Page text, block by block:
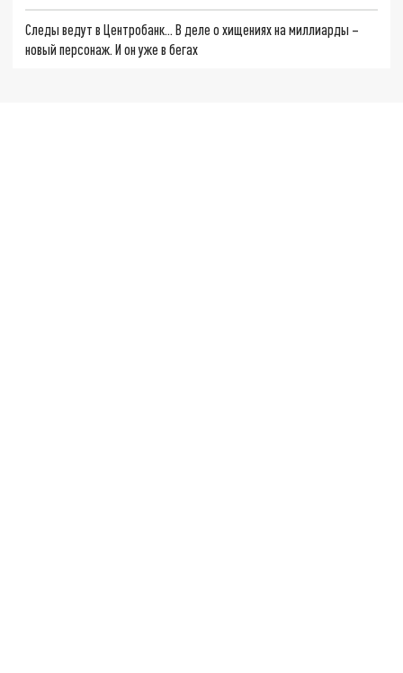
Следы ведут в Центробанк… В деле о хищениях на миллиарды –
новый персонаж. И он уже в бегах